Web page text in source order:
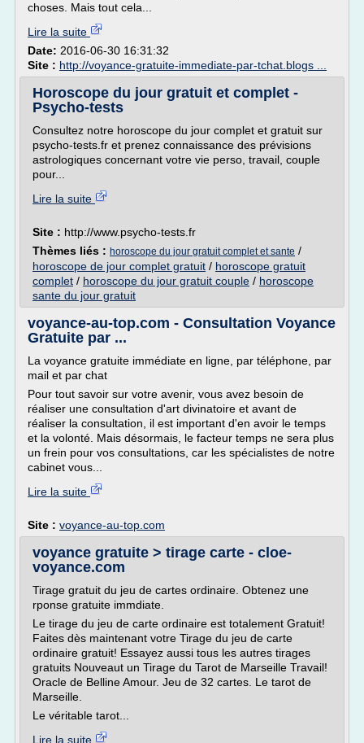
choses. Mais tout cela...
Lire la suite
Date: 2016-06-30 16:31:32
Site : http://voyance-gratuite-immediate-par-tchat.blogs ...
Horoscope du jour gratuit et complet -
Psycho-tests
Consultez notre horoscope du jour complet et gratuit sur
psycho-tests.fr et prenez connaissance des prévisions
astrologiques concernant votre vie perso, travail, couple
pour...
Lire la suite
Site : http://www.psycho-tests.fr
Thèmes liés : horoscope du jour gratuit complet et sante /
horoscope de jour complet gratuit / horoscope gratuit
complet / horoscope du jour gratuit couple / horoscope
sante du jour gratuit
voyance-au-top.com - Consultation Voyance
Gratuite par ...
La voyance gratuite immédiate en ligne, par téléphone, par
mail et par chat
Pour tout savoir sur votre avenir, vous avez besoin de
réaliser une consultation d'art divinatoire et avant de
réaliser la consultation, il est important d'en avoir le temps
et la volonté. Mais désormais, le facteur temps ne sera plus
un frein pour vos consultations, car les spécialistes de notre
cabinet vous...
Lire la suite
Site : voyance-au-top.com
voyance gratuite > tirage carte - cloe-
voyance.com
Tirage gratuit du jeu de cartes ordinaire. Obtenez une
rponse gratuite immdiate.
Le tirage du jeu de carte ordinaire est totalement Gratuit!
Faites dès maintenant votre Tirage du jeu de carte
ordinaire gratuit! Essayez aussi tous les autres tirages
gratuits Nouveaut un Tirage du Tarot de Marseille Travail!
Oracle de Belline Amour. Jeu de 32 cartes. Le tarot de
Marseille.
Le véritable tarot...
Lire la suite